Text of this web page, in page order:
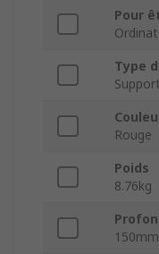
Pour
Type
Rouge
Poids
8.76kg
150mm